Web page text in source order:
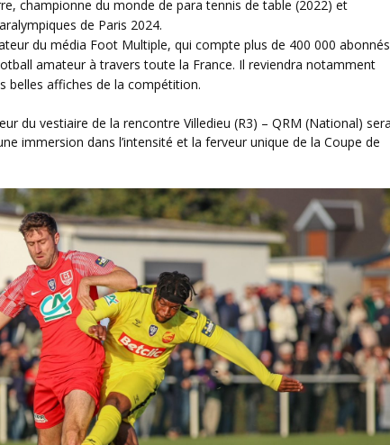
championne du monde de para tennis de table (2022) et
de Paris 2024.
du média Foot Multiple, qui compte plus de 400 000 abonnés
amateur à travers toute la France. Il reviendra notamment
belles affiches de la compétition.
immersion dans l’intensité et la ferveur unique de la Coupe de